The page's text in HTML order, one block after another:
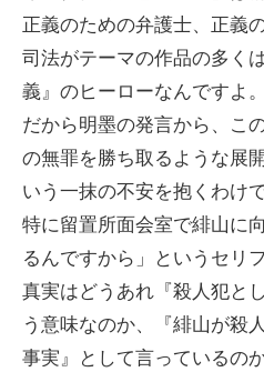
正義のための弁護士、正義
司法がテーマの作品の多く
義』のヒーローなんですよ。
だから明墨の発言から、こ
の無罪を勝ち取るような展
いう一抹の不安を抱くわけで
特に留置所面会室で緋山に
るんですから」というセリフ
真実はどうあれ『殺人犯と
う意味なのか、『緋山が殺
事実』として言っているの